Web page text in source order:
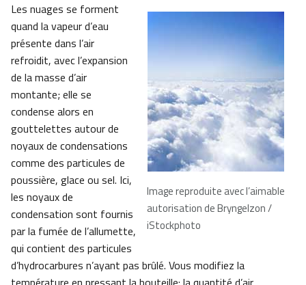
Image reproduite avec l’aimable
autorisation de Bryngelzon /
iStockphoto
Les nuages se forment
quand la vapeur d’eau
présente dans l’air
refroidit, avec l’expansion
de la masse d’air
montante; elle se
condense alors en
gouttelettes autour de
noyaux de condensations
comme des particules de
poussière, glace ou sel. Ici,
les noyaux de
condensation sont fournis
par la fumée de l’allumette,
qui contient des particules
d’hydrocarbures n’ayant pas brûlé. Vous modifiez la